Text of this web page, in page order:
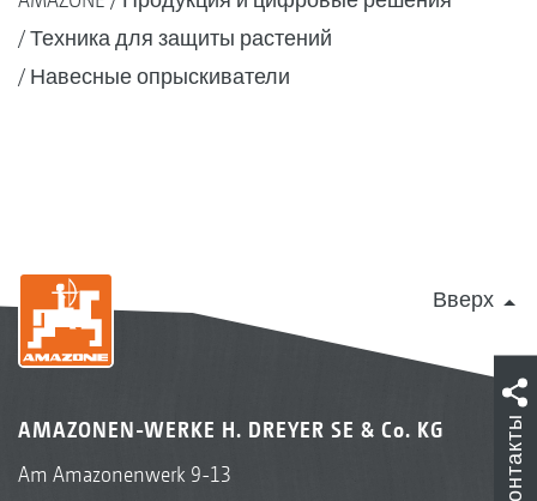
Техника для защиты растений
Навесные опрыскиватели
Вверх
AMAZONEN-WERKE H. DREYER SE & Co. KG
Am Amazonenwerk 9-13
Контакты